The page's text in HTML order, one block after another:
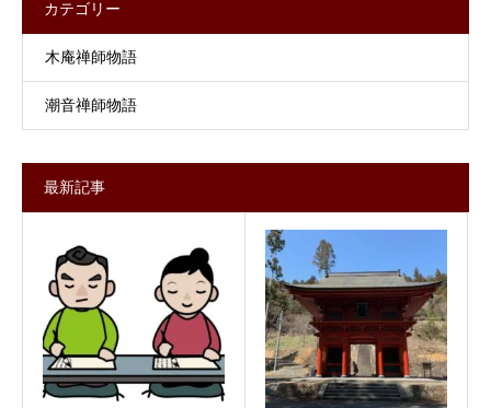
カテゴリー
木庵禅師物語
潮音禅師物語
最新記事